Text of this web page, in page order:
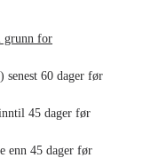
grunn for
senest 60 dager før
45 dager før
enn 45 dager før